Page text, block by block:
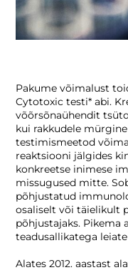
Pakume võimalust
Cytotoxic testi* abi.
võõrsõnaühendit
kui rakkudele
testimismeetod
reaktsiooni jälgides
konkreetse inimese
missugused mitte.
põhjustatud
osaliselt või täielikult
põhjustajaks.
teadusallikatega
Alates 2012. aastast